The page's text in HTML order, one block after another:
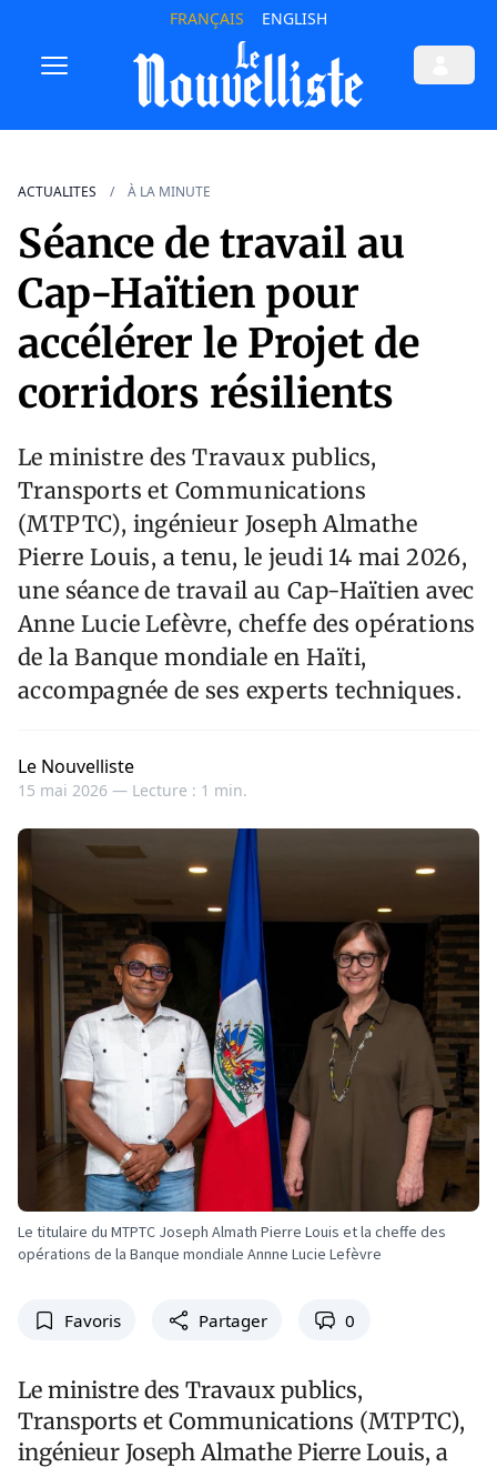
FRANÇAIS ENGLISH
ACTUALITES À LA MINUTE
Séance de travail au
Cap-Haïtien pour
accélérer le Projet de
corridors résilients
Le ministre des Travaux publics,
Transports et Communications
(MTPTC), ingénieur Joseph Almathe
Pierre Louis, a tenu, le jeudi 14 mai 2026,
une séance de travail au Cap-Haïtien avec
Anne Lucie Lefèvre, cheffe des opérations
de la Banque mondiale en Haïti,
accompagnée de ses experts techniques.
Le Nouvelliste
15 mai 2026 — Lecture : 1 min.
Le titulaire du MTPTC Joseph Almath Pierre Louis et la cheffe des
opérations de la Banque mondiale Annne Lucie Lefèvre
Favoris Partager 0
Le ministre des Travaux publics,
Transports et Communications (MTPTC),
ingénieur Joseph Almathe Pierre Louis, a